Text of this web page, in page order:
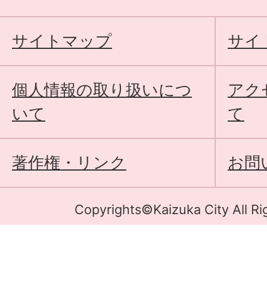
サイトマップ サイ
個人情報の取り扱いにつ
いて
アク
て
著作権・リンク お問
Copyrights©Kaizuka City All